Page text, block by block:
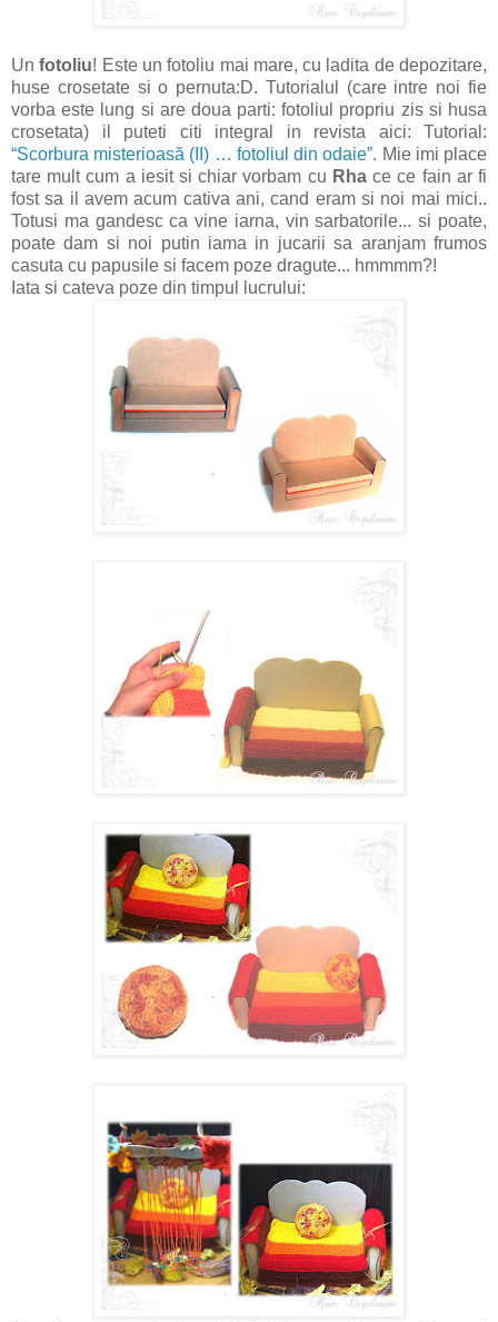
Unfotoliu! Este un fotoliu mai mare, cu ladita de depozitare,
huse crosetate si o pernuta:D. Tutorialul (care intre noi fie
vorba este lung si are doua parti: fotoliul propriu zis si husa
crosetata) il puteti citi integral in revista aici: Tutorial:
“Scorbura misterioasă (II) … fotoliul din odaie”. Mie imi place
tare mult cum a iesit si chiar vorbam cu Rhace ce fain ar fi
fost sa il avem acum cativa ani, cand eram si noi mai mici..
Totusi ma gandesc ca vine iarna, vin sarbatorile... si poate,
poate dam si noi putin iama in jucarii sa aranjam frumos
casuta cu papusile si facem poze dragute... hmmmm?!
Iata si cateva poze din timpul lucrului: